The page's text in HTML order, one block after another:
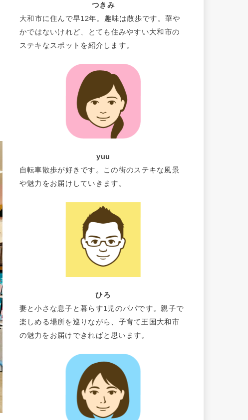
つきみ
大和市に住んで早12年。趣味は散歩です。華や
かではないけれど、とても住みやすい大和市の
ステキなスポットを紹介します。
yuu
自転車散歩が好きです。この街のステキな風景
や魅力をお届けしていきます。
ひろ
妻と小さな息子と暮らす1児のパパです。親子で
楽しめる場所を巡りながら、子育て王国大和市
の魅力をお届けできればと思います。